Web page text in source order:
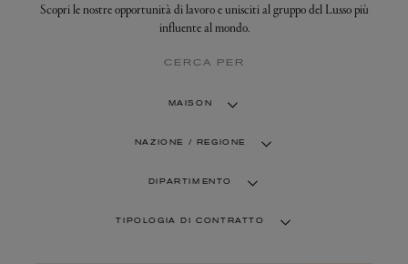
MEDIA
Scopri le nostre opportunità di lavoro e unisciti al gruppo del Lusso più
influente al mondo.
CERCA PER
MAISON
NAZIONE / REGIONE
DIPARTIMENTO
TIPOLOGIA DI CONTRATTO